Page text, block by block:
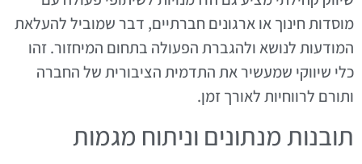
מוסדות חינוך או ארגונים חברתיים, דבר שמוביל להעלאת
המודעות לנושא ולהגברת הפעולה בתחום המיחזור. זהו
כלי שיווקי שמעשיר את התדמית הציבורית של החברה
ותורם לרווחיות לאורך זמן.
תובנות מנתונים וניתוח מגמות